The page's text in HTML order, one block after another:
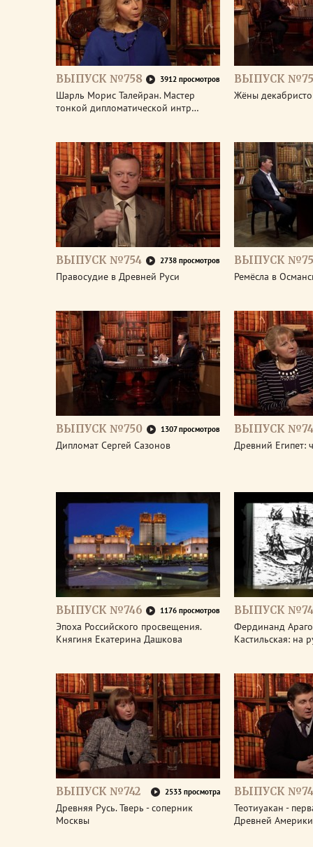
ВЫПУСК №758 3912 просмотров
Шарль Морис Талейран. Мастер
тонкой дипломатической интр…
ВЫПУСК
Жёны
ВЫПУСК №754 2738 просмотров
Правосудие в Древней Руси
ВЫПУСК
Ремёсла в
ВЫПУСК №750 1307 просмотров
Дипломат Сергей Сазонов
ВЫПУСК
Древний Египет:
ВЫПУСК №746 1176 просмотров
Эпоха Российского просвещения.
Княгиня Екатерина Дашкова
ВЫПУСК
Фердинанд
Кастильская: на
ВЫПУСК №742 2533 просмотра
Древняя Русь. Тверь - соперник
Москвы
ВЫПУСК
Теотиуакан -
Древней Америки